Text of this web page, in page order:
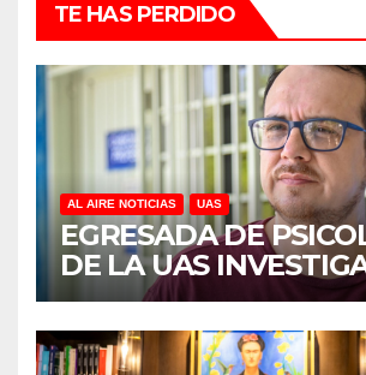
TE HAS PERDIDO
AL AIRE NOTICIAS UAS
EGRESADA DE
DE LA UAS
ANTICIPADO Y
EN CUIDADORES DE
ADULTOS MAYORES